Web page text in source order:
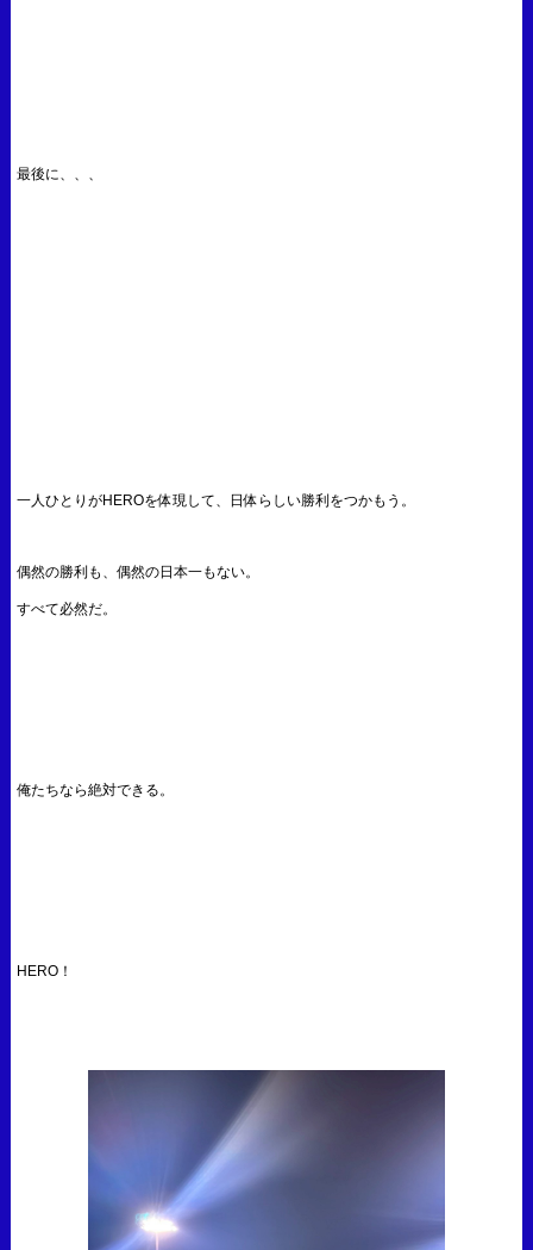
最後に、、、
一人ひとりがHEROを体現して、日体らしい勝利をつかもう。
偶然の勝利も、偶然の日本一もない。
すべて必然だ。
俺たちなら絶対できる。
HERO！